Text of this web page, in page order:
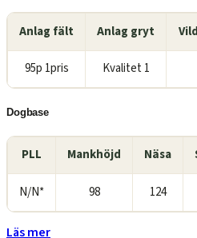
Anlag fält Anlag gryt
95p 1pris Kvalitet 1
Dogbase
PLL Mankhöjd Näsa
N/N* 98 124
Läs mer